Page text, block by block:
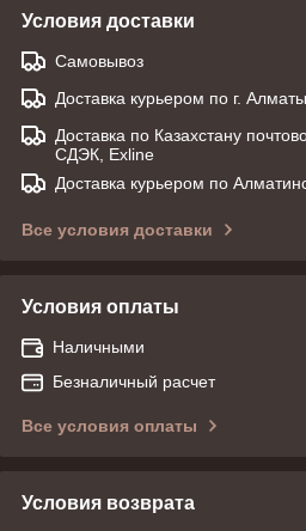
Условия доставки
Самовывоз
Доставка курьером по г. Алматы
Доставка по Казахстану
СДЭК, Exline
Доставка курьером по
Все условия доставки
Условия оплаты
Наличными
Безналичный расчет
Все условия оплаты
Условия возврата